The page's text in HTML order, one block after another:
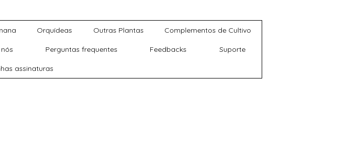
Orquídeas Outras Plantas Complementos de Cultivo
Perguntas frequentes Feedbacks Suporte
assinaturas